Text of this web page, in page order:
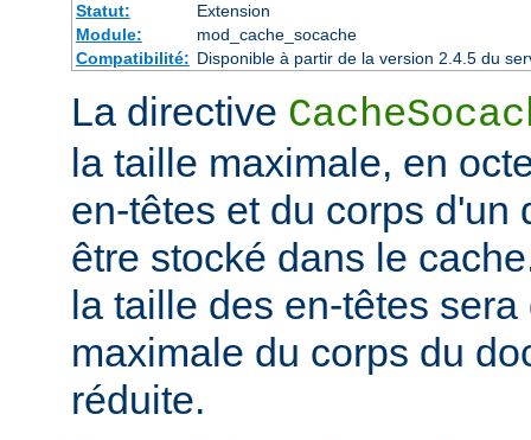
Statut:
Extension
Module:
mod_cache_socache
Compatibilité: Disponible à partir de la version 2.4.5 du
La directive
la taille maximale, en
en-têtes et du corps d'un
être stocké dans le
la taille des en-têtes
maximale du corps du
réduite.